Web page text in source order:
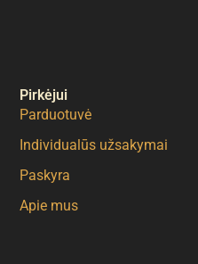
Pirkėjui
Parduotuvė
Individualūs užsakymai
Paskyra
Apie mus